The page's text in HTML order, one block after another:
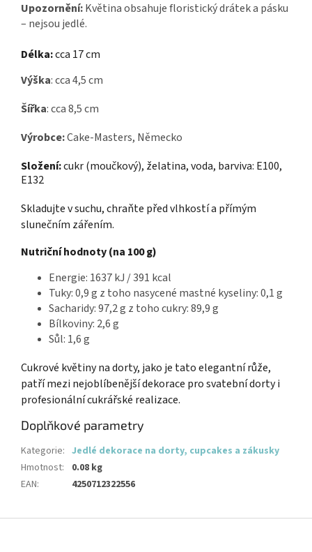
Upozornění:Květina obsahuje floristický drátek a pásku
– nejsou jedlé.
Délka:cca 17 cm
Výška: cca 4,5 cm
Šířka: cca 8,5 cm
Výrobce:Cake-Masters, Německo
Složení:cukr (moučkový), želatina, voda, barviva: E100,
E132
Skladujte v suchu, chraňte před vlhkostí a přímým
slunečním zářením.
Nutriční hodnoty (na 100 g)
Energie: 1637 kJ / 391 kcal
Tuky: 0,9 g z toho nasycené mastné kyseliny: 0,1 g
Sacharidy: 97,2 g z toho cukry: 89,9 g
Bílkoviny: 2,6 g
Sůl: 1,6 g
Cukrové květiny na dorty, jako je tato elegantní růže,
patří mezi nejoblíbenější dekorace pro svatební dorty i
profesionální cukrářské realizace.
Doplňkové parametry
Kategorie: Jedlé dekorace na dorty, cupcakes a zákusky
Hmotnost:
0.08 kg
EAN: 4250712322556